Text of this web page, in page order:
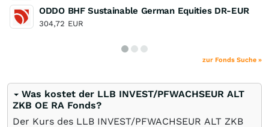
ODDO BHF Sustainable German Equities DR-EUR
304,72 EUR
zur Fonds Suche »
Was kostet der LLB INVEST/PFWACHSEUR ALT
ZKB OE RA Fonds?
Der Kurs des LLB INVEST/PFWACHSEUR ALT ZKB